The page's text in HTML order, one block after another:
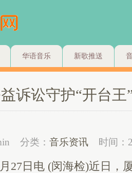
华语音乐 新歌推送
诉讼守护“开台王
分类： 音乐资讯 时间：
日电 (闵海检)近日，